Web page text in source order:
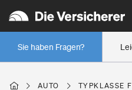
Sie haben Fragen?
Wer versichert was: Jetzt
Regionalklassen: So ist Ihre
Wer versichert was: Jetzt
AUTO TYPKLASSE